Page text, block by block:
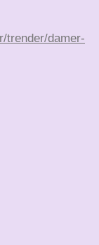
trender/damer-